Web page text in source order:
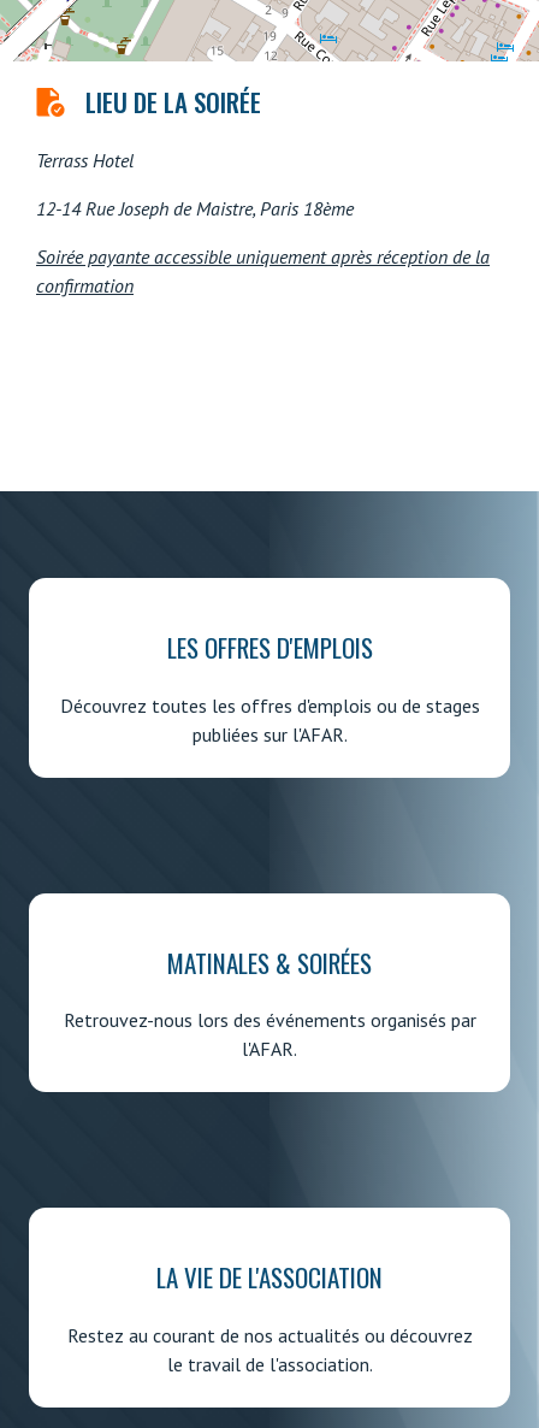
LIEU DE LA SOIRÉE
Terrass Hotel
12-14 Rue Joseph de Maistre, Paris 18ème
Soirée payante accessible uniquement après réception de la
confirmation
LES OFFRES D'EMPLOIS
Découvrez toutes les offres d'emplois ou de stages
publiées sur l'AFAR.
MATINALES & SOIRÉES
Retrouvez-nous lors des événements organisés par
l'AFAR.
LA VIE DE L'ASSOCIATION
Restez au courant de nos actualités ou découvrez
le travail de l'association.